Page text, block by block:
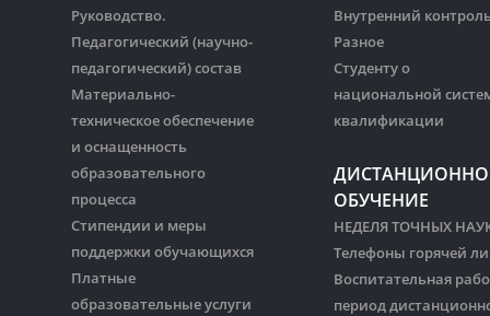
Руководство.
Педагогический (научно-
педагогический) состав
Материально-
техническое обеспечение
и оснащенность
образовательного
процесса
Стипендии и меры
поддержки обучающихся
Платные
образовательные услуги
Внутренний
Разное
Студенту о
национальной
квалификации
ОБУЧЕНИЕ
НЕДЕЛЯ ТОЧНЫХ
Телефоны горячей
Воспитательная
период